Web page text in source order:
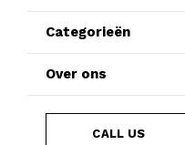
Categorieën
Over ons
CALL US